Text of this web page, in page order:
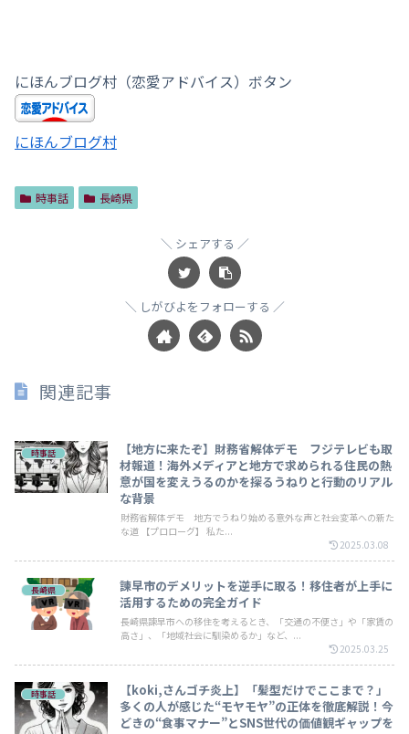
にほんブログ村（恋愛アドバイス）ボタン
にほんブログ村
時事話 長崎県
シェアする
しがびよをフォローする
関連記事
時事話
【地方に来たぞ】財務省解体デモ フジテレビも取
材報道！海外メディアと地方で求められる住民の熱
意が国を変えうるのかを探るうねりと行動のリアル
な背景
財務省解体デモ 地方でうねり始める意外な声と社会変革への新た
な道 【プロローグ】 私た...
2025.03.08
長崎県
諫早市のデメリットを逆手に取る！移住者が上手に
活用するための完全ガイド
長崎県諫早市への移住を考えるとき、「交通の不便さ」や「家賃の
高さ」、「地域社会に馴染めるか」など、...
2025.03.25
時事話
【koki,さんゴチ炎上】「髪型だけでここまで？」
多くの人が感じた“モヤモヤ”の正体を徹底解説！今
どきの“食事マナー”とSNS世代の価値観ギャップを